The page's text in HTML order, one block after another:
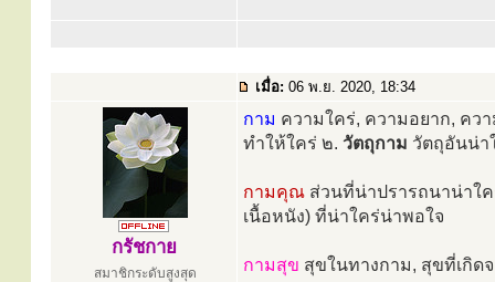
เมื่อ: 06 พ.ย. 2020, 18:34
กรัชกาย
สมาชิกระดับสูงสุด
กาม ความใคร่, ความอยาก, คว
ทำให้ใคร่ ๒. วัตถุกาม วัตถุอันน่
กามคุณ ส่วนที่น่าปรารถนาน่าใ
เนื้อหนัง) ที่น่าใคร่น่าพอใจ
กามสุข สุขในทางกาม, สุขที่เกิด